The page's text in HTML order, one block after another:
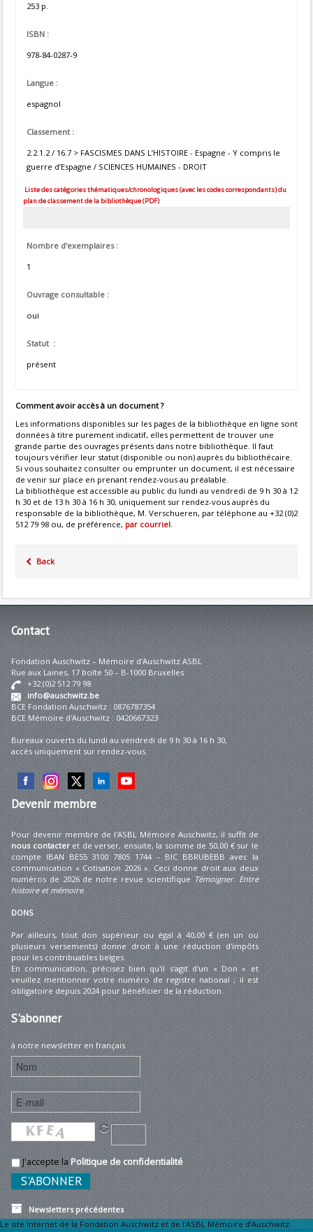
253 p.
ISBN :
978-84-0287-9
Langue :
espagnol
Classement :
2.2.1.2 / 16.7 > FASCISMES DANS L’HISTOIRE - Espagne - Y compris le
guerre d’Espagne / SCIENCES HUMAINES - DROIT
Liste des catégories thématiques/chronologiques (avec les codes correspondants) du
plan de classement de la bibliothèque (PDF)
Nombre d'exemplaires :
1
Ouvrage consultable :
oui
Statut :
présent
Comment avoir accès à un document ?
Les informations disponibles sur les pages de la bibliothèque en ligne sont
données à titre purement indicatif, elles permettent de trouver une
grande partie des ouvrages présents dans notre bibliothèque. Il faut
toujours vérifier leur statut (disponible ou non) auprès du bibliothécaire.
Si vous souhaitez consulter ou emprunter un document, il est nécessaire
de venir sur place en prenant rendez-vous au préalable.
La bibliothèque est accessible au public du lundi au vendredi de 9 h 30 à 12
h 30 et de 13 h 30 à 16 h 30, uniquement sur rendez-vous auprès du
responsable de la bibliothèque, M. Verschueren, par téléphone au +32 (0)2
512 79 98 ou, de préférence, par courriel.
Back
Contact
Fondation Auschwitz – Mémoire d'Auschwitz ASBL
Rue aux Laines, 17 boîte 50 – B-1000 Bruxelles
+32 (0)2 512 79 98
info@auschwitz.be
BCE Fondation Auschwitz : 0876787354
BCE Mémoire d'Auschwitz : 0420667323
Bureaux ouverts du lundi au vendredi de 9 h 30 à 16 h 30,
accès uniquement sur rendez-vous.
Devenirmembre
Pour devenir membre de l'ASBL Mémoire Auschwitz, il suffit de
nous contacteret de verser, ensuite, la somme de 50,00 € sur le
compte IBAN BE55 3100 7805 1744 – BIC BBRUBEBB avec la
communication « Cotisation 2026 ». Ceci donne droit aux deux
numéros de 2026 de notre revue scientifique Témoigner. Entre
histoire et mémoire.
DONS
Par ailleurs, tout don supérieur ou égal à 40,00 € (en un ou
plusieurs versements) donne droit à une réduction d'impôts
pour les contribuables belges.
En communication, précisez bien qu'il s'agit d'un « Don » et
veuillez mentionner votre numéro de registre national ; il est
obligatoire depuis 2024 pour bénéficier de la réduction.
S'abonner
à notre newsletter en français
J'accepte la Politique de confidentialité
Newsletters précédentes
Le site Internet de la Fondation Auschwitz et de l'ASBL Mémoire d’Auschwitz